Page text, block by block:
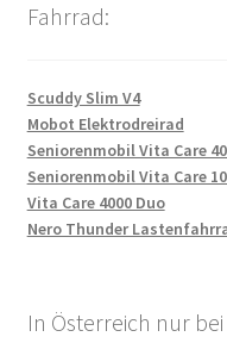
Fahrrad:
Scuddy Slim V4
Mobot Elektrodreirad
Seniorenmobil Vita Care
Seniorenmobil Vita Care
Vita Care 4000 Duo
Nero Thunder
In Österreich nur